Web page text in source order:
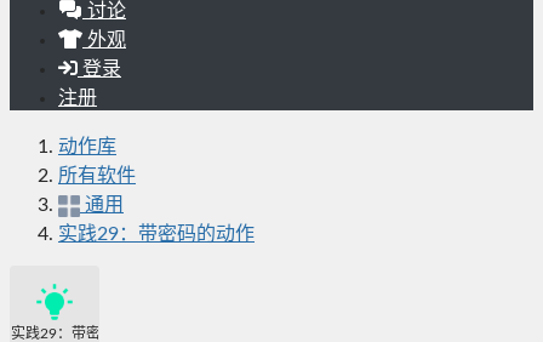
讨论
外观
登录
注册
动作库
所有软件
通用
实践29：带密码的动作
实践29：带密码的动作